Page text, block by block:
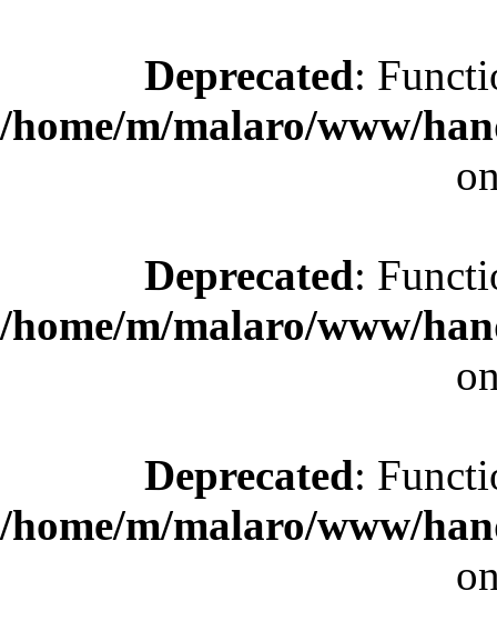
Deprecated:
/home/m/malaro/www/
Deprecated:
/home/m/malaro/www/
Deprecated:
/home/m/malaro/www/